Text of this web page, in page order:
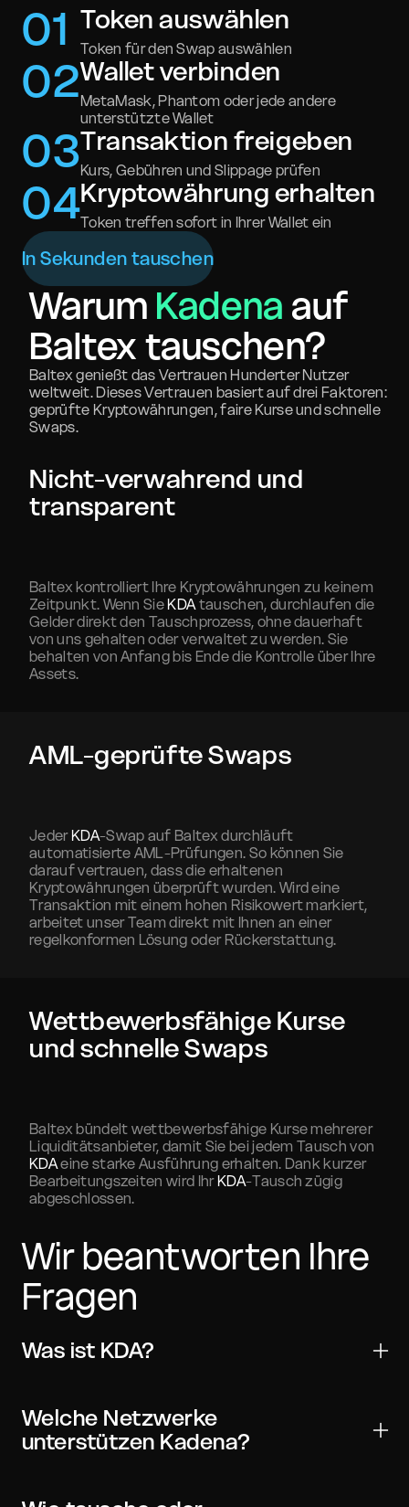
01 Token auswählen
Token für den Swap auswählen
02Wallet verbinden
MetaMask, Phantom oder jede andere
unterstützte Wallet
03Transaktion freigeben
Kurs, Gebühren und Slippage prüfen
04Kryptowährung erhalten
Token treffen sofort in Ihrer Wallet ein
In Sekunden tauschen
Warum Kadena auf
Baltex tauschen?
Baltex genießt das Vertrauen Hunderter Nutzer
weltweit. Dieses Vertrauen basiert auf drei Faktoren:
geprüfte Kryptowährungen, faire Kurse und schnelle
Swaps.
Nicht-verwahrend und
transparent
Baltex kontrolliert Ihre Kryptowährungen zu keinem
Zeitpunkt. Wenn SieKDAtauschen, durchlaufen die
Gelder direkt den Tauschprozess, ohne dauerhaft
von uns gehalten oder verwaltet zu werden. Sie
behalten von Anfang bis Ende die Kontrolle über Ihre
Assets.
AML-geprüfte Swaps
JederKDA-Swap auf Baltex durchläuft
automatisierte AML-Prüfungen. So können Sie
darauf vertrauen, dass die erhaltenen
Kryptowährungen überprüft wurden. Wird eine
Transaktion mit einem hohen Risikowert markiert,
arbeitet unser Team direkt mit Ihnen an einer
regelkonformen Lösung oder Rückerstattung.
Wettbewerbsfähige Kurse
und schnelle Swaps
Baltex bündelt wettbewerbsfähige Kurse mehrerer
Liquiditätsanbieter, damit Sie bei jedem Tausch von
KDAeine starke Ausführung erhalten. Dank kurzer
Bearbeitungszeiten wird IhrKDA-Tausch zügig
abgeschlossen.
Wir beantworten Ihre
Fragen
Was ist KDA?
Handel und Web3-Anwendungen. Es wird von vielen
wichtigen Wallets und Börsen unterstützt und kann
mit On-Chain-Verifizierung weltweit versendet
Welche Netzwerke
unterstützen Kadena?
verfügbar sein. Wählen Sie in Ihrer Wallet und im